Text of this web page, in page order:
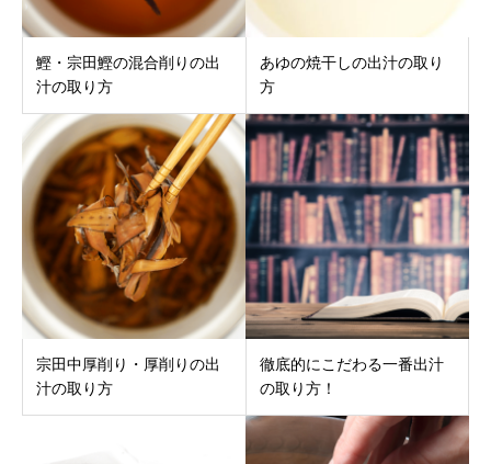
鰹・宗田鰹の混合削りの出
汁の取り方
あゆの焼干しの出汁の取り
方
宗田中厚削り・厚削りの出
汁の取り方
徹底的にこだわる一番出汁
の取り方！